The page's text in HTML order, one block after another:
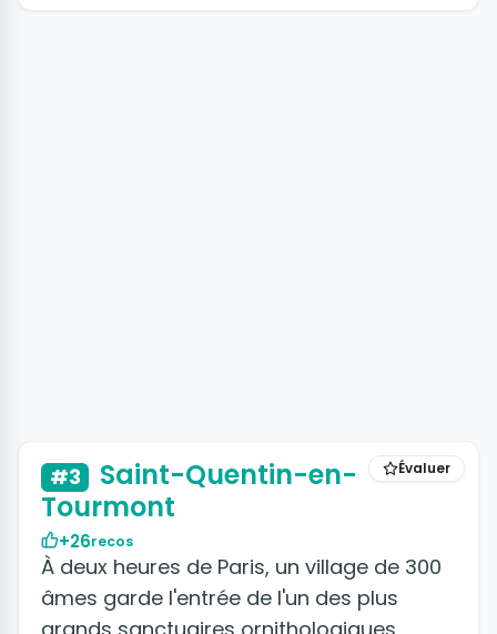
Évaluer
#3
Saint-Quentin-en-
Tourmont
+26recos
À deux heures de Paris, un village de 300
âmes garde l'entrée de l'un des plus